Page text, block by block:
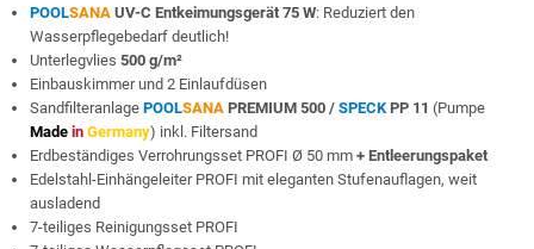
POOLSANA UV-C Entkeimungsgerät 75 W: Reduziert den
Wasserpflegebedarf deutlich!
Unterlegvlies 500 g/m²
Einbauskimmer und 2 Einlaufdüsen
Sandfilteranlage POOLSANA PREMIUM 500 / SPECKPP 11 (Pumpe
Made in Germany) inkl. Filtersand
Erdbeständiges Verrohrungsset PROFI Ø 50 mm + Entleerungspaket
Edelstahl-Einhängeleiter PROFI mit eleganten Stufenauflagen, weit
ausladend
7-teiliges Reinigungsset PROFI